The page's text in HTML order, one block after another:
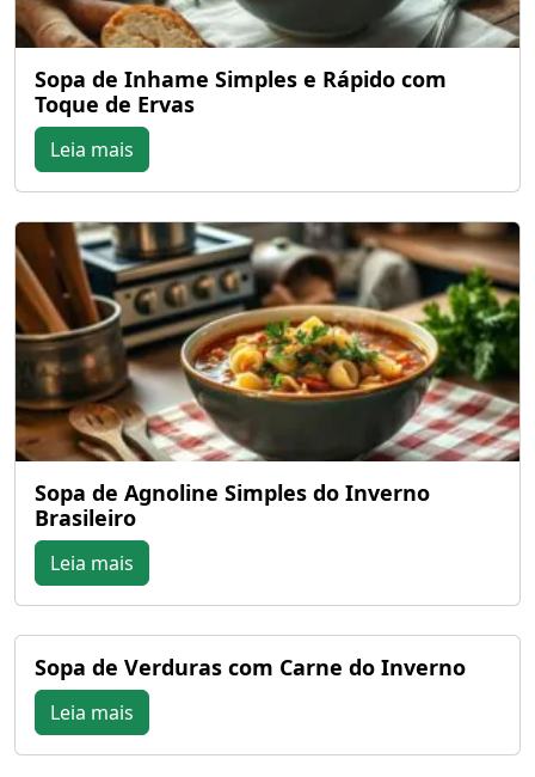
Sopa de Inhame Simples e Rápido com
Toque de Ervas
Leia mais
Sopa de Agnoline Simples do Inverno
Brasileiro
Leia mais
Sopa de Verduras com Carne do Inverno
Leia mais